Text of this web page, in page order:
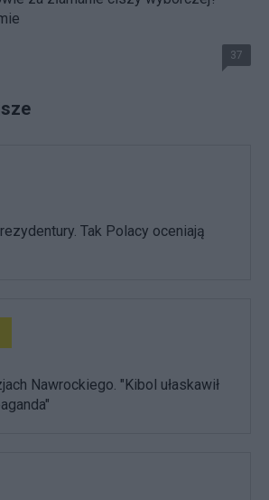
37
Tak Polacy oceniają
Nawrockiego. "Kibol ułaskawił